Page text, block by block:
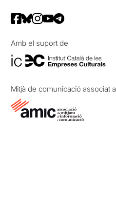
Amb el suport de
Mitjà de comunicació associat a